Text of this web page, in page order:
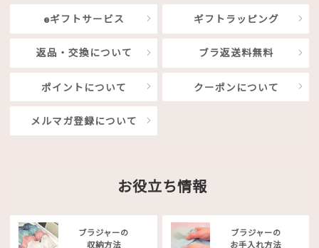
eギフトサービス ギフトラッピング
返品・交換について ブラ返送料無料
ポイントについて クーポンについて
メルマガ登録について
お役立ち情報
ブラジャーの
収納方法
ブラジャーの
お手入れ方法